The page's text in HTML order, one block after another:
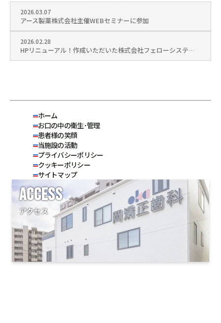
2026.03.07
アース製薬株式会社主催WEBセミナーに参加
2026.02.28
HPリニューアル！作成いただいた株式会社フェローシステム様を訪問しました
ホーム
お口の中の衛生･管理
患者様の笑顔
当施設の活動
プライバシーポリシー
クッキーポリシー
サイトマップ
ACCESS
アクセス